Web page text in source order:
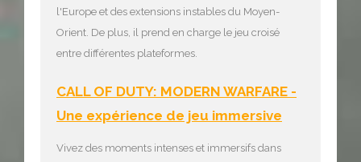
l'Europe et des extensions instables du Moyen-
Orient. De plus, il prend en charge le jeu croisé
entre différentes plateformes.
CALL OF DUTY: MODERN WARFARE -
Une expérience de jeu immersive
Vivez des moments intenses et immersifs dans